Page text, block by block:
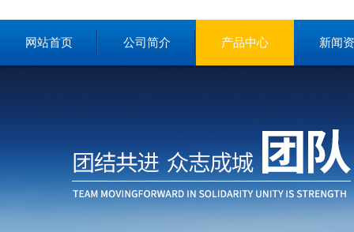
网站首页 公司简介 产品中心 新闻